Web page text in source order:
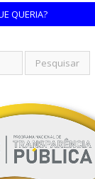
QUERIA?